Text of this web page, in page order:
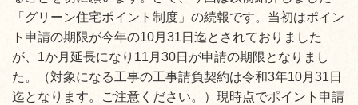
「グリーン住宅ポイント制度」の続報です。当初はポイン
ト申請の期限が今年の10月31日迄とされておりました
が、1か月延長になり11月30日が申請の期限となりまし
た。（対象になる工事の工事請負契約は令和3年10月31日
迄となります。ご注意ください。）現時点でポイント申請